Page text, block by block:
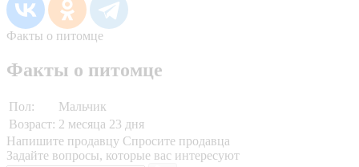
Факты о питомце
Факты о питомце
Пол:
Мальчик
Возраст: 2 месяца 23 дня
Напишите продавцу Спросите продавца
Задайте вопросы, которые вас интересуют